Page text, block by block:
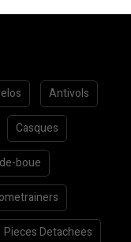
Antivols
Casques
boue
Pieces Detachees